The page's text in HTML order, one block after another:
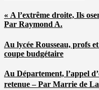
« A l’extrême droite, Ils
Par Raymond A.
Au lycée Rousseau, profs
coupe budgétaire
Au Département, l’appel
retenue – Par Marrie de